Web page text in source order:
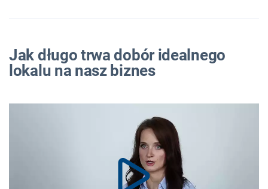
Jak długo trwa dobór idealnego
lokalu na nasz biznes